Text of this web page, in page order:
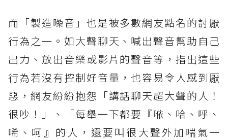
而「製造噪音」也是被多數網友點名的討厭
行為之一。如大聲聊天、喊出聲音幫助自己
出力、放出音樂或影片的聲音等，指出這些
行為若沒有控制好音量，也容易令人感到厭
惡，網友紛紛抱怨「講話聊天超大聲的人！
很吵！」、「每舉一下都要『𠵱、哈、呼、
唏、呵』的人，還要叫很大聲外加喘氣一